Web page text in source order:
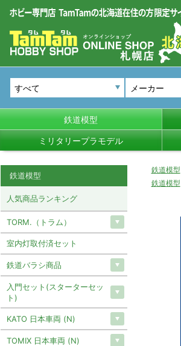
メーカー
鉄道模型
ミリタリープラモデル
鉄道模型
鉄道模型
鉄道模型
人気商品ランキング
TORM.（トラム）
室内灯取付済セット
鉄道バラシ商品
入門セット(スターターセッ
ト)
KATO 日本車両 (N)
TOMIX 日本車両 (N)